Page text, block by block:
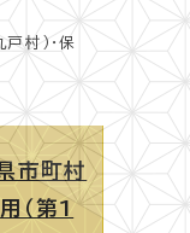
村）・保
市町村
（第1